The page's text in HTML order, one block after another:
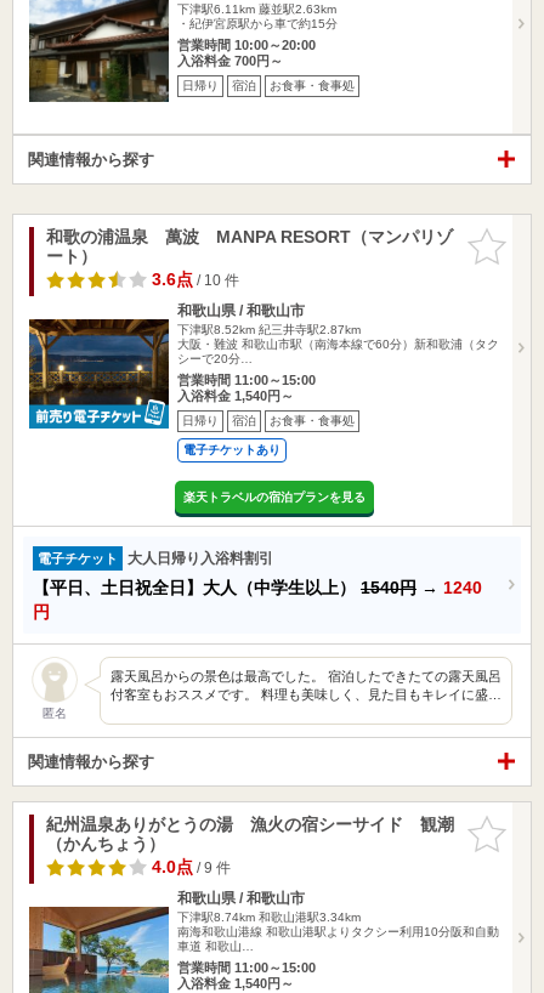
下津駅6.11km 藤並駅2.63km
・紀伊宮原駅から車で約15分
営業時間 10:00～20:00
入浴料金 700円～
日帰り 宿泊 お食事・食事処
関連情報から探す
お気に入
りに追加
和歌の浦温泉 萬波 MANPA RESORT（マンパリゾ
ート）
3.6点/ 10 件
和歌山県 / 和歌山市
下津駅8.52km 紀三井寺駅2.87km
大阪・難波 和歌山市駅（南海本線で60分）新和歌浦（タク
シーで20分…
営業時間 11:00～15:00
入浴料金 1,540円～
日帰り 宿泊 お食事・食事処
電子チケットあり
楽天トラベルの宿泊プランを見る
電子チケット 大人日帰り入浴料割引
【平日、土日祝全日】大人（中学生以上） 1540円 → 1240
円
匿名
露天風呂からの景色は最高でした。 宿泊したできたての露天風呂
付客室もおススメです。 料理も美味しく、見た目もキレイに盛…
関連情報から探す
お気に入
りに追加
紀州温泉ありがとうの湯 漁火の宿シーサイド 観潮
（かんちょう）
4.0点/ 9 件
和歌山県 / 和歌山市
下津駅8.74km 和歌山港駅3.34km
南海和歌山港線 和歌山港駅よりタクシー利用10分阪和自動
車道 和歌山…
営業時間 11:00～15:00
入浴料金 1,540円～